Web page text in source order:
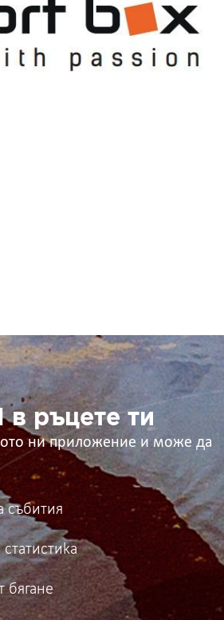
в ръцете ти
ни приложение и може да
събития
бягане